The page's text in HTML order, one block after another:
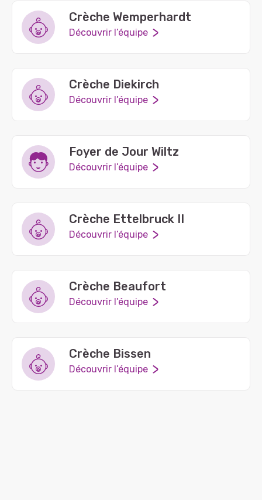
Crèche Wemperhardt
Découvrir l’équipe
Crèche Diekirch
Découvrir l’équipe
Foyer de Jour Wiltz
Découvrir l’équipe
Crèche Ettelbruck II
Découvrir l’équipe
Crèche Beaufort
Découvrir l’équipe
Crèche Bissen
Découvrir l’équipe